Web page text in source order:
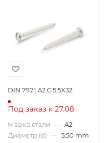
DIN 7971 A2 C 5,5X32
Под заказ к 27.08
Марка стали — A2
Диаметр (d) — 5,50 mm